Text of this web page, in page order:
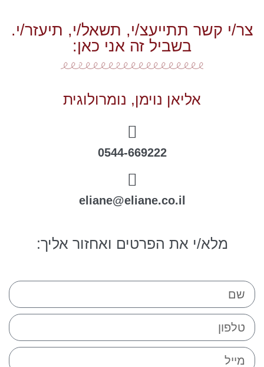
צר/י קשר תתייעצ/י, תשאל/י, תיעזר/י.
בשביל זה אני כאן:
אליאן נוימן, נומרולוגית
0544-669222
eliane@eliane.co.il
מלא/י את הפרטים ואחזור אליך: